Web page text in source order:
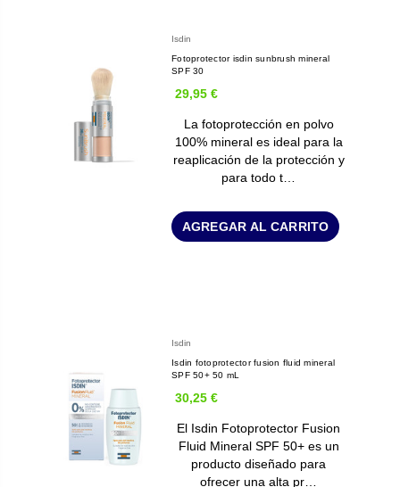
Isdin
Fotoprotector isdin sunbrush mineral
SPF 30
29,95 €
La fotoprotección en polvo
100% mineral es ideal para la
reaplicación de la protección y
para todo t…
AGREGAR AL CARRITO
Isdin
Isdin fotoprotector fusion fluid mineral
SPF 50+ 50 mL
30,25 €
El Isdin Fotoprotector Fusion
Fluid Mineral SPF 50+ es un
producto diseñado para
ofrecer una alta pr…